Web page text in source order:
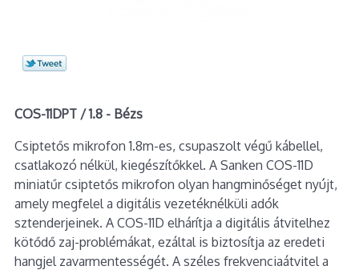
COS-11DPT / 1.8 - Bézs
Csiptetős mikrofon 1.8m-es, csupaszolt végű kábellel,
csatlakozó nélkül, kiegészítőkkel. A Sanken COS-11D
miniatűr csiptetős mikrofon olyan hangminőséget nyújt,
amely megfelel a digitális vezetéknélküli adók
sztenderjeinek. A COS-11D elhárítja a digitális átvitelhez
kötődő zaj-problémákat, ezáltal is biztosítja az eredeti
hangjel zavarmentességét. A széles frekvenciaátvitel a